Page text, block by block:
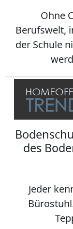
Ohne
Berufswelt,
der Schule
des
Jeder